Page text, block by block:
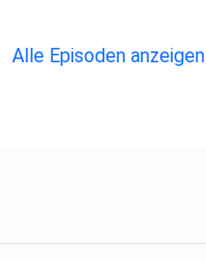
Alle Episoden anzeigen